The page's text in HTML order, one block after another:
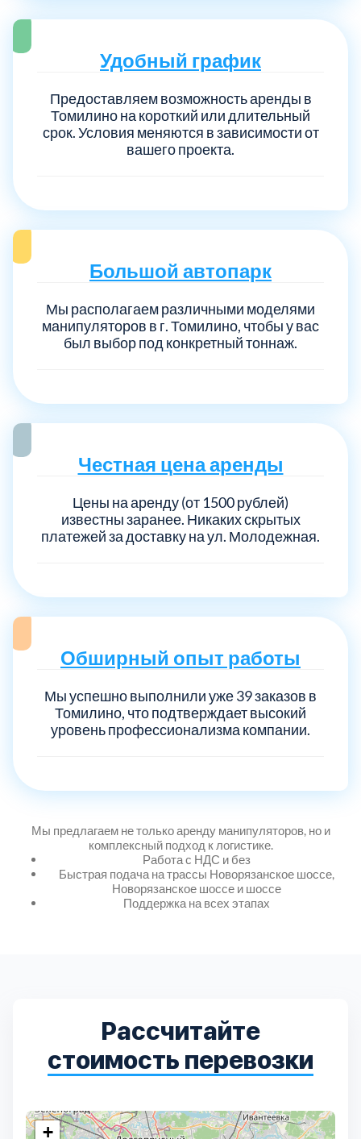
Удобный график
Предоставляем возможность аренды в
Томилино на короткий или длительный
срок. Условия меняются в зависимости от
вашего проекта.
Большой автопарк
Мы располагаем различными моделями
манипуляторов в г. Томилино, чтобы у вас
был выбор под конкретный тоннаж.
Честная цена аренды
Цены на аренду (от 1500 рублей)
известны заранее. Никаких скрытых
платежей за доставку на ул. Молодежная.
Обширный опыт работы
Мы успешно выполнили уже 39 заказов в
Томилино, что подтверждает высокий
уровень профессионализма компании.
Мы предлагаем не только аренду манипуляторов, но и
комплексный подход к логистике.
Работа с НДС и без
Быстрая подача на трассы Новорязанское шоссе,
Новорязанское шоссе и шоссе
Поддержка на всех этапах
Рассчитайте
стоимость перевозки
+
Выберите город:
Балашиха 5
Воскресенский
Долгопрудный
Домодедовский 7
Истринский 11